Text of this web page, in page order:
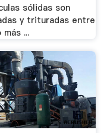
sólidas son
y trituradas entre
más ...